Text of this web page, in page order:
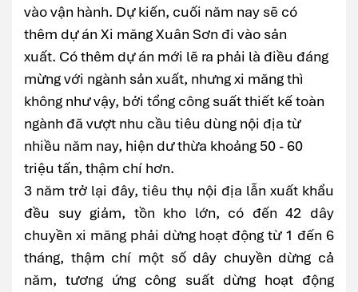
vào vận hành. Dự kiến, cuối năm nay sẽ có
thêm dự án Xi măng Xuân Sơn đi vào sản
xuất. Có thêm dự án mới lẽ ra phải là điều đáng
mừng với ngành sản xuất, nhưng xi măng thì
không như vậy, bởi tổng công suất thiết kế toàn
ngành đã vượt nhu cầu tiêu dùng nội địa từ
nhiều năm nay, hiện dư thừa khoảng 50 - 60
triệu tấn, thậm chí hơn.
3 năm trở lại đây, tiêu thụ nội địa lẫn xuất khẩu
đều suy giảm, tồn kho lớn, có đến 42 dây
chuyền xi măng phải dừng hoạt động từ 1 đến 6
tháng, thậm chí một số dây chuyền dừng cả
năm, tương ứng công suất dừng hoạt động